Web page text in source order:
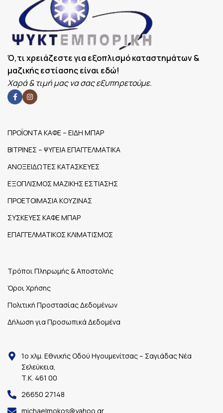
ΔΙΑΣΤΆΣΕΙΣ
Ό,τι χρειάζεστε για εξοπλισμό καταστημάτων &
μαζικής εστίασης είναι εδώ!
Χαρά & τιμή μας να σας εξυπηρετούμε.
ΠΡΟΪΟΝΤΑ ΚΑΦΕ – ΕΙΔΗ ΜΠΑΡ
ΒΙΤΡΙΝΕΣ – ΨΥΓΕΙΑ ΕΠΑΓΓΕΛΜΑΤΙΚΑ
ΑΝΟΞΕΙΔΩΤΕΣ ΚΑΤΑΣΚΕΥΕΣ
ΕΞΟΠΛΙΣΜΟΣ ΜΑΖΙΚΗΣ ΕΣΤΙΑΣΗΣ
ΠΡΟΕΤΟΙΜΑΣΙΑ ΚΟΥΖΙΝΑΣ
ΣΥΣΚΕΥΕΣ ΚΑΦΕ ΜΠΑΡ
ΕΠΑΓΓΕΛΜΑΤΙΚΟΣ ΚΛΙΜΑΤΙΣΜΟΣ
Τρόποι Πληρωμής & Αποστολής
Όροι Χρήσης
Πολιτική Προστασίας Δεδομένων
Δήλωση για Προσωπικά Δεδομένα
1ο χλμ. Εθνικής Οδού Ηγουμενίτσας – Σαγιάδας Νέα
Σελεύκεια,
Τ.Κ. 461 00
26650 27148
michaelmokos@yahoo.gr